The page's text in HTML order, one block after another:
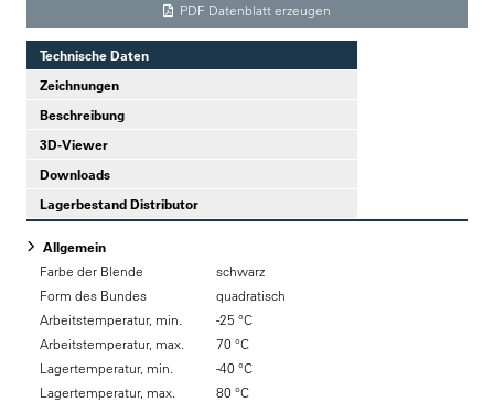
PDF Datenblatt erzeugen
Technische Daten
Zeichnungen
Beschreibung
3D-Viewer
Downloads
Lagerbestand Distributor
Allgemein
Farbe der Blende
schwarz
Form des Bundes
quadratisch
Arbeitstemperatur, min.
-25 °C
Arbeitstemperatur, max.
70 °C
Lagertemperatur, min.
-40 °C
Lagertemperatur, max.
80 °C